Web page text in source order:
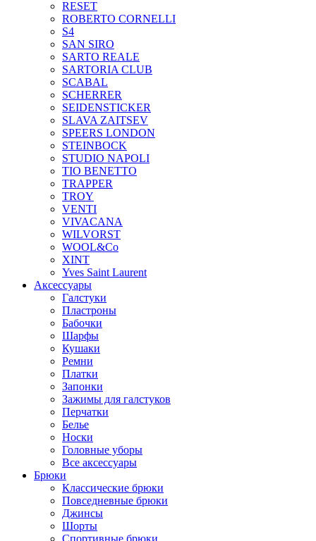
RESET
ROBERTO CORNELLI
S4
SAN SIRO
SARTO REALE
SARTORIA CLUB
SCABAL
SCHERRER
SEIDENSTICKER
SLAVA ZAITSEV
SPEERS LONDON
STEINBOCK
STUDIO NAPOLI
TIO BENETTO
TRAPPER
TROY
VENTI
VIVACANA
WILVORST
WOOL&Co
XINT
Yves Saint Laurent
Аксессуары
Галстуки
Пластроны
Бабочки
Шарфы
Кушаки
Ремни
Платки
Запонки
Зажимы для галстуков
Перчатки
Белье
Носки
Головные уборы
Все аксессуары
Брюки
Классические брюки
Повседневные брюки
Джинсы
Шорты
Спортивные брюки